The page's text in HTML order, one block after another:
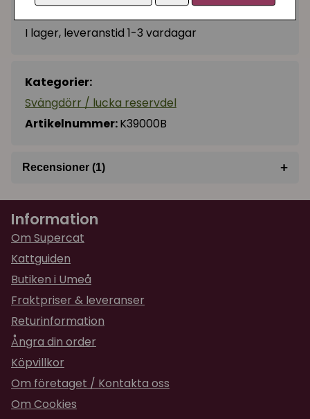
I lager, leveranstid 1-3 vardagar
Kategorier:
Svängdörr / lucka reservdel
Artikelnummer:K39000B
Recensioner (1) +
Yvonne
för 8 månader sedan
★★★★★
Hög kvalitet, snabbt leverans!
Information
Om Supercat
Kattguiden
Butiken i Umeå
Fraktpriser & leveranser
Returinformation
Ångra din order
Köpvillkor
Om företaget / Kontakta oss
Om Cookies